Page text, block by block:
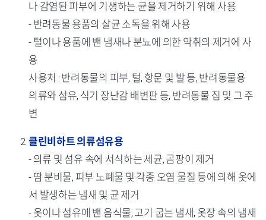
나 감염된 피부에 기생하는 균을 제거하기 위해 사용
- 반려동물 용품의 살균 소독을 위해 사용
- 털이나 용품에 밴 냄새나 분뇨에 의한 악취의 제거에 사
용
사용처 : 반려동물의 피부, 털, 항문 및 발 등, 반려동물용
의류와 섬유, 식기 장난감 배변판 등, 반려동물 집 및 그 주
변
클린비하트 의류섬유용
- 의류 및 섬유 속에 서식하는 세균, 곰팡이 제거
- 땀 분비물, 피부 노폐물 및 각종 오염 물질 등에 의해 옷에
서 발생하는 냄새 및 균 제거
- 옷이나 섬유에 밴 음식물, 고기 굽는 냄새, 옷장 속의 냄새